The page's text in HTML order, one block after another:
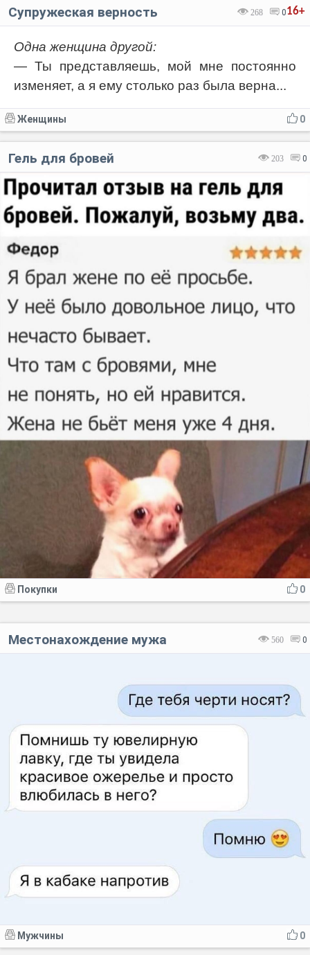
16+
268 0
Супружеская верность
Одна женщина другой:
— Ты представляешь, мой мне постоянно
изменяет, а я ему столько раз была верна...
0
Женщины
203 0
Гель для бровей
0
Покупки
560 0
Местонахождение мужа
0
Мужчины